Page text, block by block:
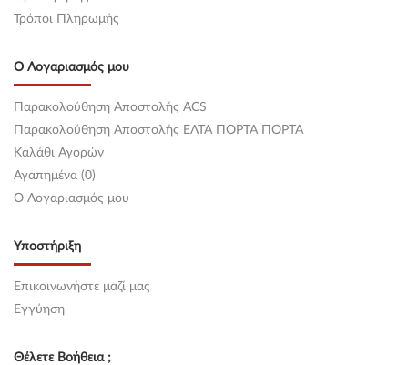
Τρόποι Πληρωμής
Ο Λογαριασμός μου
Παρακολούθηση Αποστολής ACS
Παρακολούθηση Αποστολής ΕΛΤΑ ΠΟΡΤΑ ΠΟΡΤΑ
Καλάθι Αγορών
Αγαπημένα (0)
O Λογαριασμός μου
Υποστήριξη
Επικοινωνήστε μαζί μας
Εγγύηση
Θέλετε Βοήθεια ;